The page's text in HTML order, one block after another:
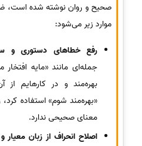
صحیح و روان نوشته شده است،
موارد زیر می‌شود:
رفع خطاهای دستوری و
جمله‌ای مانند «مایه
بهره‌مند و در کارهایم از
«بهره‌مند شوم» استفاده کرد،
معنای صحیحی ندارد.
اصلاح انحراف از زبان